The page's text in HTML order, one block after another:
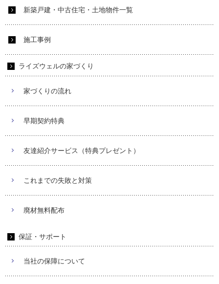
新築戸建・中古住宅・土地物件一覧
施工事例
ライズウェルの家づくり
家づくりの流れ
早期契約特典
友達紹介サービス（特典プレゼント）
これまでの失敗と対策
廃材無料配布
保証・サポート
当社の保障について